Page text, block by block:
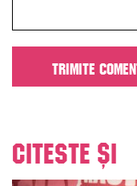
Citeste și